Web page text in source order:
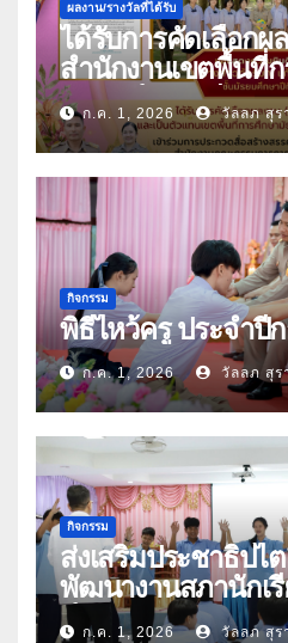
ผลงาน/รางวัลที่ได้รับ
ได้รับการคัดเลือกผ
สำนักงานเขตพื้นที่
มัธยมศึกษาศรีสะเก
ก.ค. 1, 2026 วัลลภ สุร
กิจกรรม
พิธีไหว้ครู ประจำปี
ก.ค. 1, 2026 วัลลภ สุร
กิจกรรม
ส่งเสริมประชาธิปไ
พัฒนางานสภานักเ
ศึกษา 2569
ก.ค. 1, 2026 วัลลภ สุร